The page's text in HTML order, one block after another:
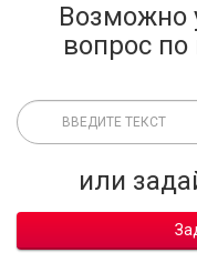
Возможно
вопрос
или